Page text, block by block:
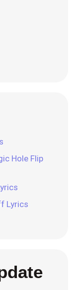
Hole Flip
Lyrics